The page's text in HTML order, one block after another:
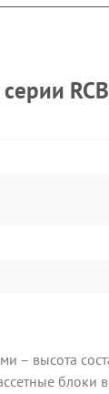
– высота
блоки